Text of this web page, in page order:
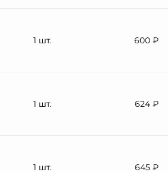
1 шт. 600 ₽
1 шт. 624 ₽
1 шт. 645 ₽